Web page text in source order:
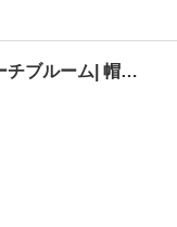
チブルーム| 帽…